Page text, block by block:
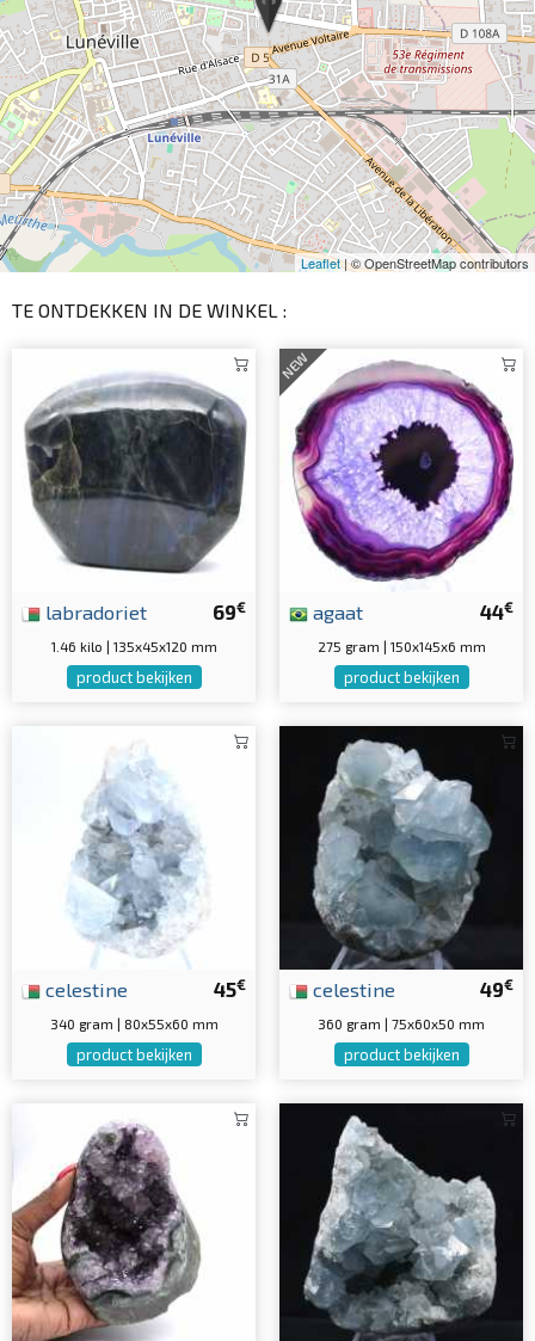
Leaflet| © OpenStreetMap contributors
TE ONTDEKKEN IN DE WINKEL :
69€
labradoriet
1.46 kilo | 135x45x120 mm
product bekijken
NEW
44€
agaat
275 gram | 150x145x6 mm
product bekijken
45€
celestine
340 gram | 80x55x60 mm
product bekijken
49€
celestine
360 gram | 75x60x50 mm
product bekijken